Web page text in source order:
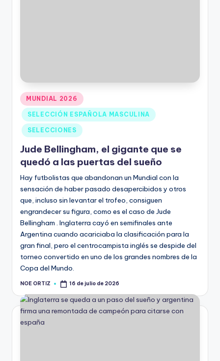
MUNDIAL 2026
SELECCIÓN ESPAÑOLA MASCULINA
SELECCIONES
Jude Bellingham, el gigante que se
quedó a las puertas del sueño
Hay futbolistas que abandonan un Mundial con la
sensación de haber pasado desapercibidos y otros
que, incluso sin levantar el trofeo, consiguen
engrandecer su figura, como es el caso de Jude
Bellingham . Inglaterra cayó en semifinales ante
Argentina cuando acariciaba la clasificación para la
gran final, pero el centrocampista inglés se despide del
torneo convertido en uno de los grandes nombres de la
Copa del Mundo.
NOE ORTIZ 16 de julio de 2026